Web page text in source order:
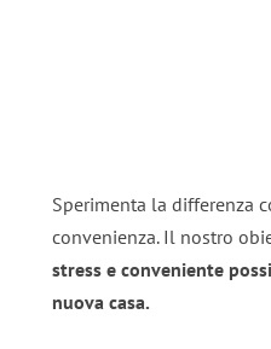
Sperimenta la differenza
convenienza. Il nostro
stress e conveniente
nuova casa.